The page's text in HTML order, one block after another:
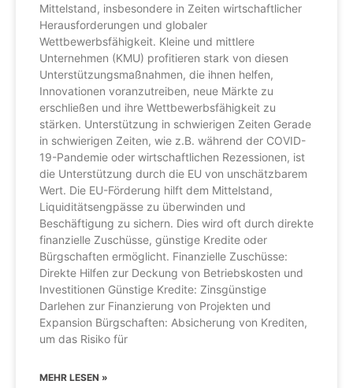
Mittelstand, insbesondere in Zeiten wirtschaftlicher
Herausforderungen und globaler
Wettbewerbsfähigkeit. Kleine und mittlere
Unternehmen (KMU) profitieren stark von diesen
Unterstützungsmaßnahmen, die ihnen helfen,
Innovationen voranzutreiben, neue Märkte zu
erschließen und ihre Wettbewerbsfähigkeit zu
stärken. Unterstützung in schwierigen Zeiten Gerade
in schwierigen Zeiten, wie z.B. während der COVID-
19-Pandemie oder wirtschaftlichen Rezessionen, ist
die Unterstützung durch die EU von unschätzbarem
Wert. Die EU-Förderung hilft dem Mittelstand,
Liquiditätsengpässe zu überwinden und
Beschäftigung zu sichern. Dies wird oft durch direkte
finanzielle Zuschüsse, günstige Kredite oder
Bürgschaften ermöglicht. Finanzielle Zuschüsse:
Direkte Hilfen zur Deckung von Betriebskosten und
Investitionen Günstige Kredite: Zinsgünstige
Darlehen zur Finanzierung von Projekten und
Expansion Bürgschaften: Absicherung von Krediten,
um das Risiko für
MEHR LESEN »